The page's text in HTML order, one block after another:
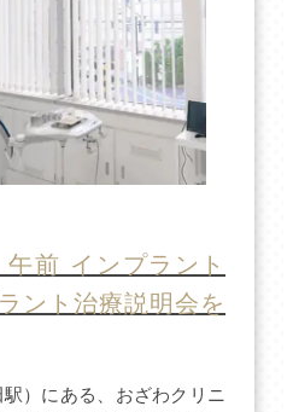
前 インプラント
ント治療説明会を
）にある、おざわクリニ